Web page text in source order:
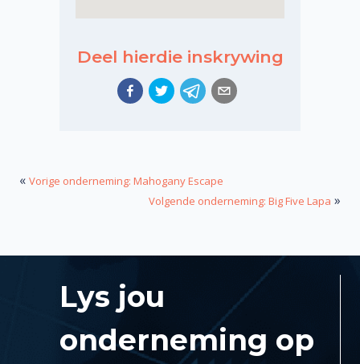
Deel hierdie inskrywing
« Vorige onderneming: Mahogany Escape
Volgende onderneming: Big Five Lapa »
Lys jou
onderneming op